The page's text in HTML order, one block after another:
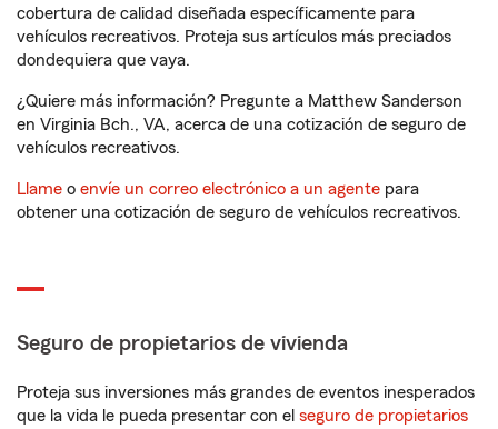
cobertura de calidad diseñada específicamente para
vehículos recreativos. Proteja sus artículos más preciados
dondequiera que vaya.
¿Quiere más información? Pregunte a Matthew Sanderson
en Virginia Bch., VA, acerca de una cotización de seguro de
vehículos recreativos.
Llame o envíe un correo electrónico a un agente para
obtener una cotización de seguro de vehículos recreativos.
Seguro de propietarios de vivienda
Proteja sus inversiones más grandes de eventos inesperados
que la vida le pueda presentar con el seguro de propietarios